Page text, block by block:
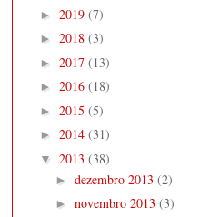
► 2019 (7)
► 2018 (3)
► 2017 (13)
► 2016 (18)
► 2015 (5)
► 2014 (31)
▼ 2013 (38)
► dezembro 2013 (2)
► novembro 2013 (3)